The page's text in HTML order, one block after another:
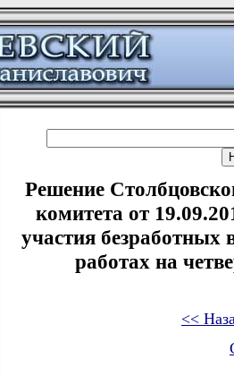
Решение
комитета от
участия
работах на
<<